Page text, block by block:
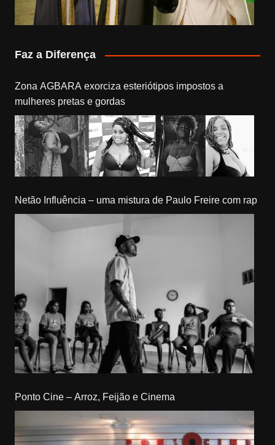
Faz a Diferença
Zona AGBARA exorciza esteriótipos impostos a
mulheres pretas e gordas
Netão Influência – uma mistura de Paulo Freire com rap
Ponto Cine – Arroz, Feijão e Cinema